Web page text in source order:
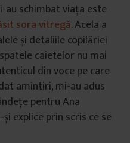
au schimbat viața este
sora vitregă. Acela a
și detaliile copilăriei
caietelor nu mai
din voce pe care
amintiri, mi-au adus
pentru Ana
explice prin scris ce se